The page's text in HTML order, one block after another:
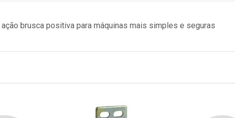
brusca positiva para máquinas mais simples e seguras